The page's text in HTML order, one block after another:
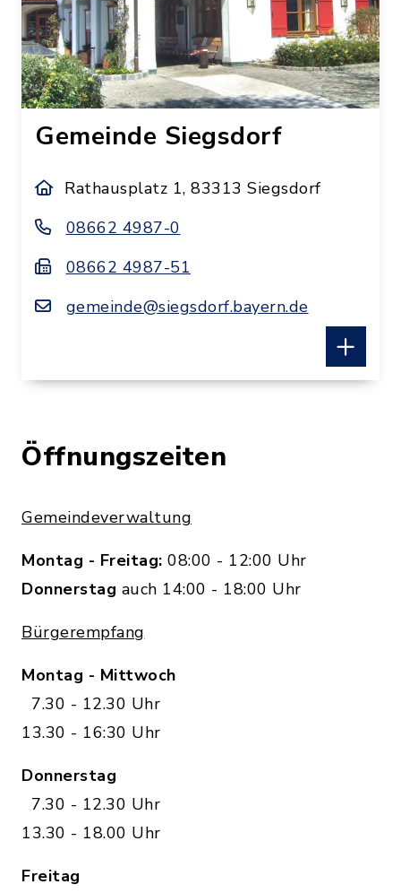
Gemeinde Siegsdorf
Rathausplatz 1, 83313 Siegsdorf
08662 4987-0
08662 4987-51
gemeinde@siegsdorf.bayern.de
In Karte anzeigen
Route planen
Öffnungszeiten
Gemeindeverwaltung
Montag - Freitag: 08:00 - 12:00 Uhr
Donnerstag auch 14:00 - 18:00 Uhr
Bürgerempfang
Montag - Mittwoch
7.30 - 12.30 Uhr
13.30 - 16:30 Uhr
Donnerstag
7.30 - 12.30 Uhr
13.30 - 18.00 Uhr
Freitag